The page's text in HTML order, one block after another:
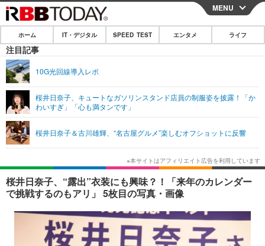
CLOSE
ホーム
IT・デジタル
ネタ
ショッピング その他
SPEED TEST
エンタメ
エンタメTOP 映画・ドラマ
韓国・芸能
音楽 スポーツ
ショッピング その他
ライフ
ライフTOP グルメ
ペット ショッピング
その他
リリース一覧
プッシュ通知の停止方法
MENU
ホーム IT・デジタル SPEED TEST エンタメ ライフ
注目記事
10G光回線導入レポ
桜井日奈子、キュートなガソリンスタンド店員の制服姿を披露！「か
わいすぎ」「心も満タンです」
桜井日奈子＆古川雄輝、“名古屋グルメ”楽しむオフショットに反響
桜井日奈子、“露出”衣装にも興味？！「来年のカレンダー
で挑戦するのもアリ」 5枚目の写真・画像